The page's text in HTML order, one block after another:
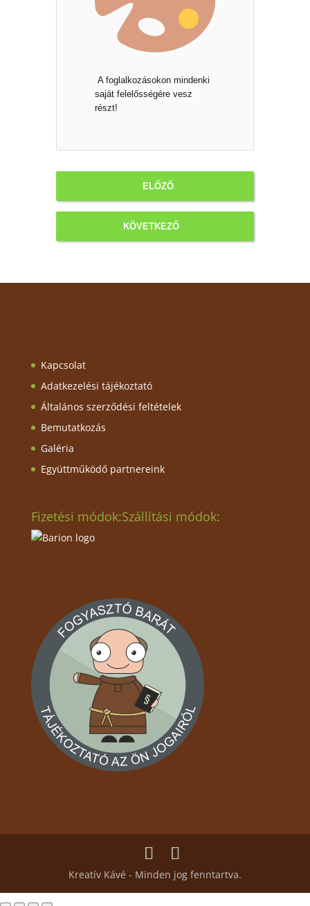
A foglalkozásokon mindenki
saját felelősségére vesz
részt!
ELŐZŐ
KÖVETKEZŐ
Kapcsolat
Adatkezelési tájékoztató
Általános szerződési feltételek
Bemutatkozás
Galéria
Együttműködő partnereink
Fizetési módok:Szállítási módok:
Kreatív Kávé - Minden jog fenntartva.